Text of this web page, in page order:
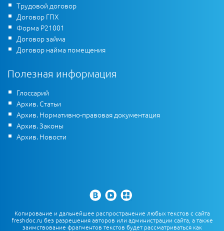
Трудовой договор
Договор ГПХ
Форма Р21001
Договор займа
Договор найма помещения
Полезная информация
Глоссарий
Архив. Статьи
Архив. Нормативно-правовая документация
Архив. Законы
Архив. Новости
Копирование и дальнейшее распространение любых текстов с сайта
freshdoc.ru без разрешения авторов или администрации сайта, а также
заимствование фрагментов текстов будет рассматриваться как